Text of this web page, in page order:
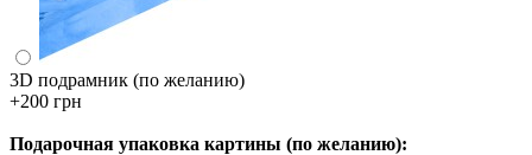
3D подрамник (по желанию)
+200 грн
Подарочная упаковка картины (по желанию):